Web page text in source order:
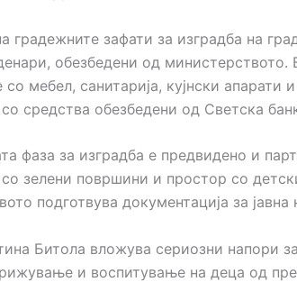
градежните зафати за изградба на
обезбедени од министерството.
мебел, санитарија, кујнски апарати
средства обезбедени од Светска
фаза за изградба е предвидено и
со зелени површини и простор со
подготвува документација за јавна
Битола вложува сериозни напори
и воспитување на деца од